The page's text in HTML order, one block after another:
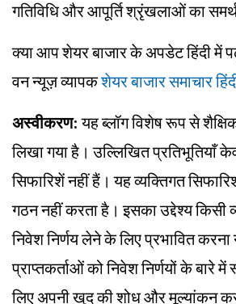
गतिविधि और आपूर्ति श्रृंखलाओं का
क्या आप शेयर बाजार के अपडेट हिंदी में
वन न्यूज़ व्यापकशेयर बाजार समाचार
अस्वीकरण: यह ब्लॉग विशेष रूप से
लिखा गया है। उल्लिखित प्रतिभूतियाँ
सिफारिशें नहीं हैं। यह व्यक्तिगत
गठन नहीं करता है। इसका उद्देश्य किसी
निवेश निर्णय लेने के लिए प्रभावित करना
प्राप्तकर्ताओं को निवेश निर्णयों के बारे
लिए अपनी खुद की शोध और मूल्यांकन